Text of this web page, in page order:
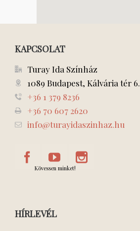
KAPCSOLAT
Turay Ida Színház
1089 Budapest, Kálvária tér 6.
+36 1 379 8236
+36 70 607 2620
info@turayidaszinhaz.hu
Kövessen minket!
HÍRLEVÉL